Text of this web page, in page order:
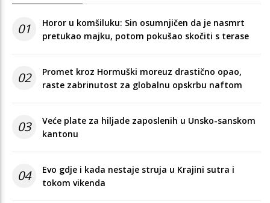
01
Horor u komšiluku: Sin osumnjičen da je nasmrt
pretukao majku, potom pokušao skočiti s terase
02
Promet kroz Hormuški moreuz drastično opao,
raste zabrinutost za globalnu opskrbu naftom
03
Veće plate za hiljade zaposlenih u Unsko-sanskom
kantonu
04
Evo gdje i kada nestaje struja u Krajini sutra i
tokom vikenda